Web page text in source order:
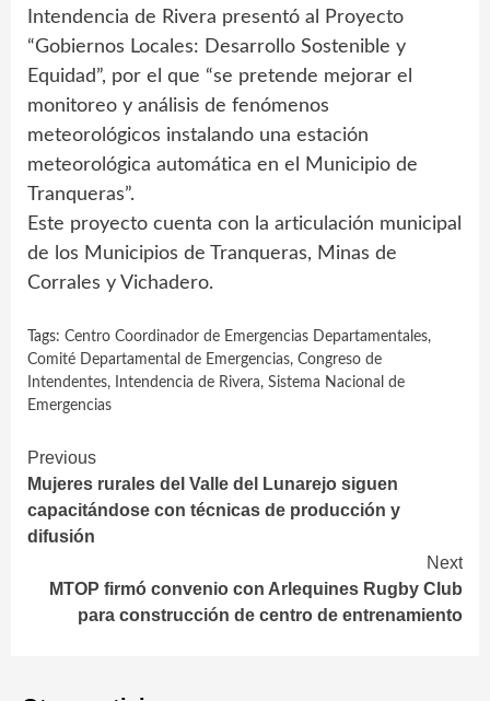
Intendencia de Rivera presentó al Proyecto
“Gobiernos Locales: Desarrollo Sostenible y
Equidad”, por el que “se pretende mejorar el
monitoreo y análisis de fenómenos
meteorológicos instalando una estación
meteorológica automática en el Municipio de
Tranqueras”.
Este proyecto cuenta con la articulación municipal
de los Municipios de Tranqueras, Minas de
Corrales y Vichadero.
Tags: Centro Coordinador de Emergencias Departamentales,
Comité Departamental de Emergencias, Congreso de
Intendentes, Intendencia de Rivera, Sistema Nacional de
Emergencias
Continue
Reading
Previous
Mujeres rurales del Valle del Lunarejo siguen
capacitándose con técnicas de producción y
difusión
Next
MTOP firmó convenio con Arlequines Rugby Club
para construcción de centro de entrenamiento